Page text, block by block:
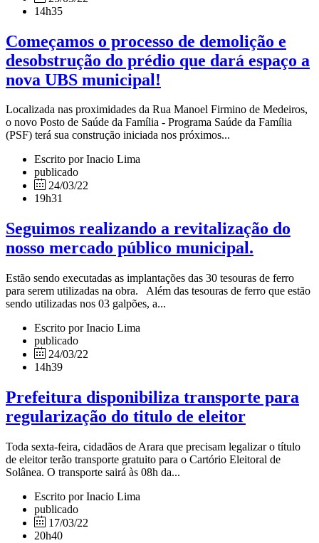
14h35
Começamos o processo de demolição e
desobstrução do prédio que dará espaço a
nova UBS municipal!
Localizada nas proximidades da Rua Manoel Firmino de Medeiros,
o novo Posto de Saúde da Família - Programa Saúde da Família
(PSF) terá sua construção iniciada nos próximos...
Escrito por Inacio Lima
publicado
24/03/22
19h31
Seguimos realizando a revitalização do
nosso mercado público municipal.
Estão sendo executadas as implantações das 30 tesouras de ferro
para serem utilizadas na obra. Além das tesouras de ferro que estão
sendo utilizadas nos 03 galpões, a...
Escrito por Inacio Lima
publicado
24/03/22
14h39
Prefeitura disponibiliza transporte para
regularização do titulo de eleitor
Toda sexta-feira, cidadãos de Arara que precisam legalizar o título
de eleitor terão transporte gratuito para o Cartório Eleitoral de
Solânea. O transporte sairá às 08h da...
Escrito por Inacio Lima
publicado
17/03/22
20h40